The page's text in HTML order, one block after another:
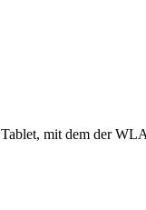
Tablet, mit dem der